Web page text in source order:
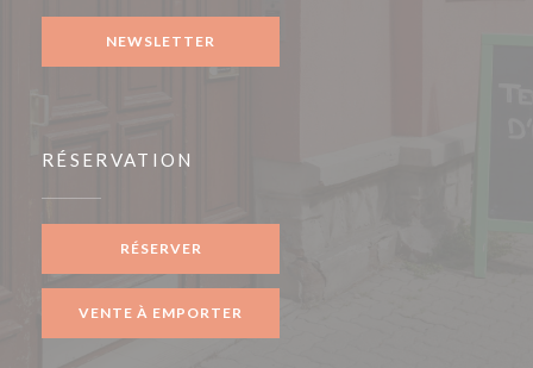
NEWSLETTER
RÉSERVATION
RÉSERVER
VENTE À EMPORTER